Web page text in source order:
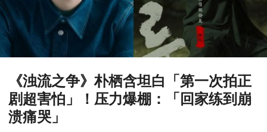
《浊流之争》朴栖含坦白「第一次拍正
剧超害怕」！压力爆棚：「回家练到崩
溃痛哭」